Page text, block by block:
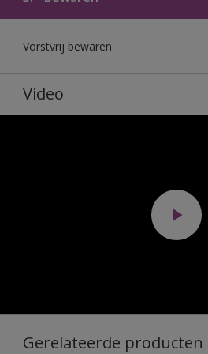
Vorstvrij bewaren
Video
Gerelateerde producten